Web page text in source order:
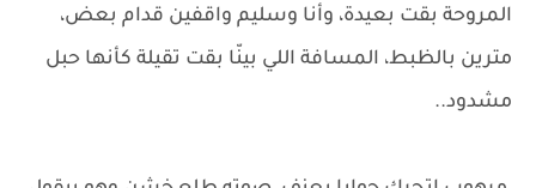
المروحة بقت بعيدة، وأنا وسليم واقفين قدام بعض،
مترين بالظبط، المسافة اللي بينّا بقت تقيلة كأنها حبل
مشدود..